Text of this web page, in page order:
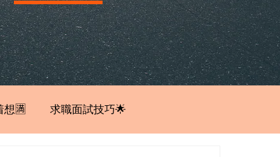
想🈵 求職面試技巧🌟